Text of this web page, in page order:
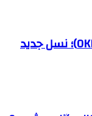
معرفی کرکره فولادی اوکر (OKER)؛ نسل جدید